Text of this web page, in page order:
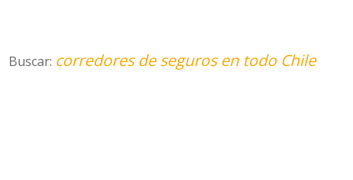
Buscar: corredores de seguros en todo Chile